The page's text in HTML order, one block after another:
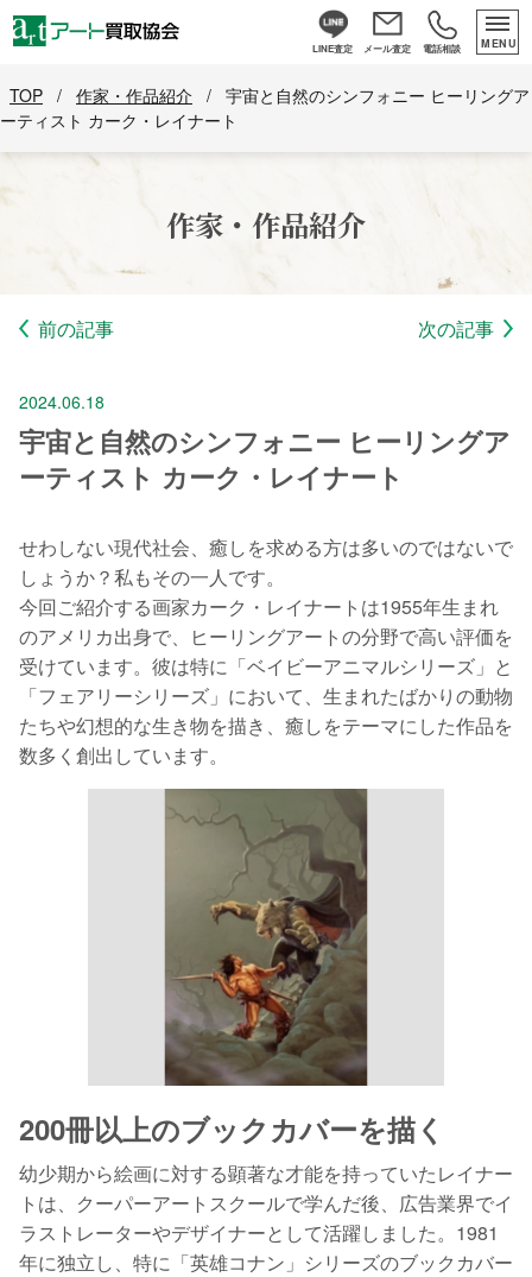
LINE査定 メール査定 電話相談 MENU
TOP / 作家・作品紹介 / 宇宙と自然のシンフォニー ヒーリングア
ーティスト カーク・レイナート
作家・作品紹介
前の記事 次の記事
2024.06.18
宇宙と自然のシンフォニー ヒーリングア
ーティスト カーク・レイナート
せわしない現代社会、癒しを求める方は多いのではないで
しょうか？私もその一人です。
今回ご紹介する画家カーク・レイナートは1955年生まれ
のアメリカ出身で、ヒーリングアートの分野で高い評価を
受けています。彼は特に「ベイビーアニマルシリーズ」と
「フェアリーシリーズ」において、生まれたばかりの動物
たちや幻想的な生き物を描き、癒しをテーマにした作品を
数多く創出しています。
200冊以上のブックカバーを描く
幼少期から絵画に対する顕著な才能を持っていたレイナー
トは、クーパーアートスクールで学んだ後、広告業界でイ
ラストレーターやデザイナーとして活躍しました。1981
年に独立し、特に「英雄コナン」シリーズのブックカバー